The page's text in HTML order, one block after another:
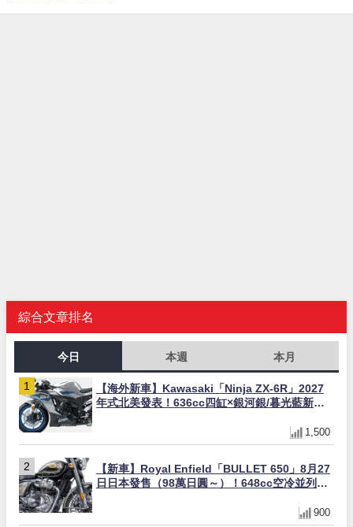
綜合文章排名
今日 本週 本月
【海外新車】Kawasaki「Ninja ZX-6R」2027
年式北美發表！636cc四缸×銀河銀/暮光藍新色
1,500
【新車】Royal Enfield「BULLET 650」8月27
日日本發售（98萬日圓～）！648cc空冷並列雙
900